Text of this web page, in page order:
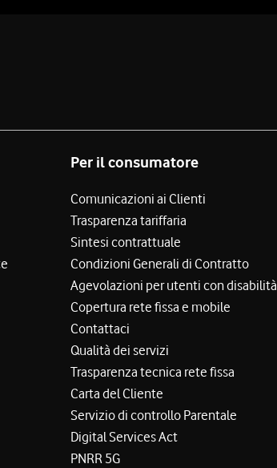
Per il consumatore
Comunicazioni ai Clienti
Trasparenza tariffaria
Sintesi contrattuale
Condizioni Generali di Contratto
Agevolazioni per utenti con disabilità
Copertura rete fissa e mobile
Contattaci
Qualità dei servizi
Trasparenza tecnica rete fissa
Carta del Cliente
Servizio di controllo Parentale
Digital Services Act
PNRR 5G